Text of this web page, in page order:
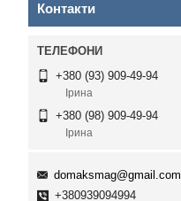
Контакти
+380 (93) 909-49-94
Ірина
+380 (98) 909-49-94
Ірина
domaksmag@gmail.com
+380939094994